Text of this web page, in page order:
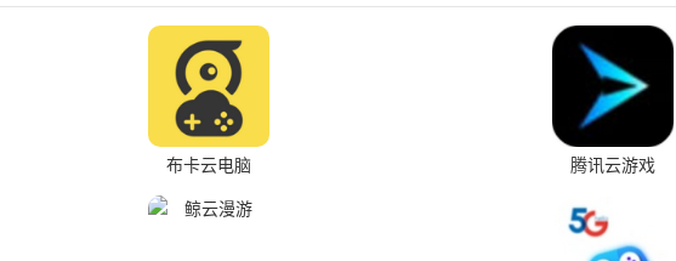
布卡云电脑 腾讯云游戏